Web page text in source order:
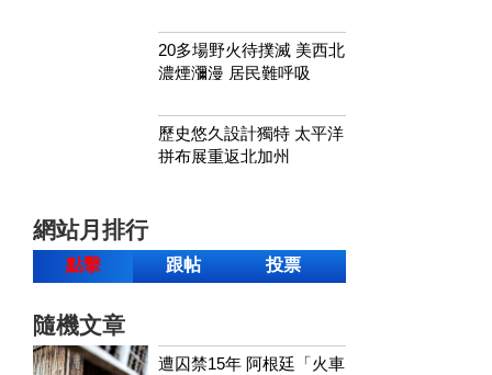
20多場野火待撲滅 美西北
濃煙瀰漫 居民難呼吸
歷史悠久設計獨特 太平洋
拼布展重返北加州
網站月排行
點擊 跟帖 投票
隨機文章
遭囚禁15年 阿根廷「火車